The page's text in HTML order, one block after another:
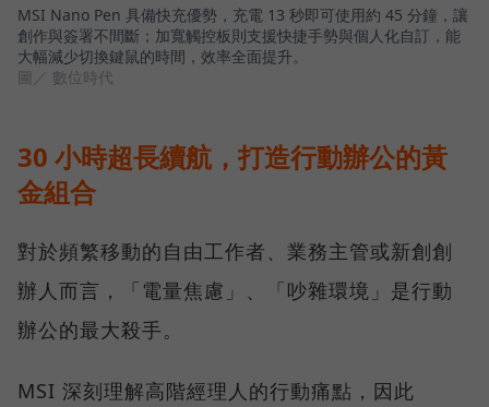
MSI Nano Pen 具備快充優勢，充電 13 秒即可使用約 45 分鐘，讓
創作與簽署不間斷；加寬觸控板則支援快捷手勢與個人化自訂，能
大幅減少切換鍵鼠的時間，效率全面提升。
圖／ 數位時代
30 小時超長續航，打造行動辦公的黃
金組合
對於頻繁移動的自由工作者、業務主管或新創創
辦人而言，「電量焦慮」、「吵雜環境」是行動
辦公的最大殺手。
MSI 深刻理解高階經理人的行動痛點，因此